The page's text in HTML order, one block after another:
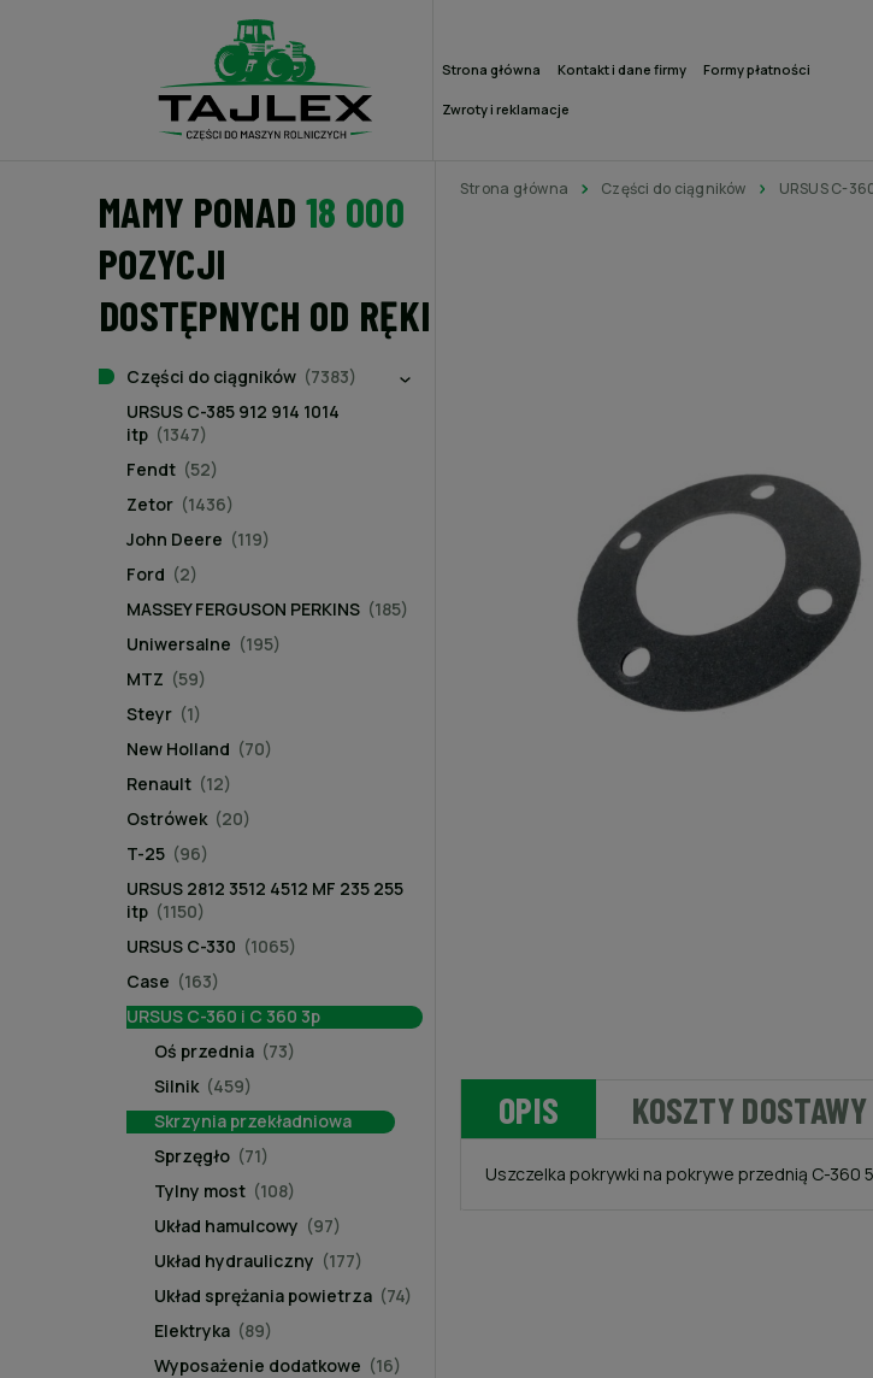
Strona główna Kontakt i dane firmy Formy płatności
Zwroty i reklamacje
MAMY PONAD 18 000
POZYCJI
DOSTĘPNYCH OD RĘKI
Części do ciągników (7383)
URSUS C-385 912 914 1014
itp (1347)
Fendt (52)
Zetor (1436)
John Deere (119)
Ford (2)
MASSEY FERGUSON PERKINS (185)
Uniwersalne (195)
MTZ (59)
Steyr (1)
New Holland (70)
Renault (12)
Ostrówek (20)
T-25 (96)
URSUS 2812 3512 4512 MF 235 255
itp (1150)
URSUS C-330 (1065)
Case (163)
URSUS C-360 i C 360 3p
Oś przednia (73)
Silnik (459)
Skrzynia przekładniowa
Sprzęgło (71)
Tylny most (108)
Układ hamulcowy (97)
Układ hydrauliczny (177)
Układ sprężania powietrza (74)
Elektryka (89)
Wyposażenie dodatkowe (16)
Strona główna Części do ciągników URSUS C-
OPIS KOSZTY DOSTAWY
Uszczelka pokrywki na pokrywe przednią C-360